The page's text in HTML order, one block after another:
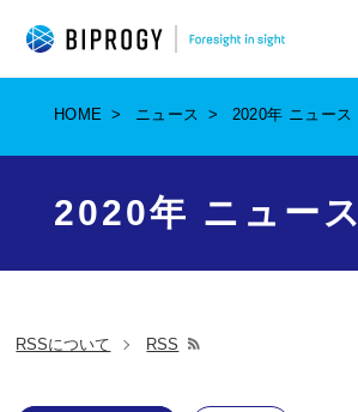
HOME ニュース 2020年 ニュース
2020年 ニュース
RSSについて
RSS